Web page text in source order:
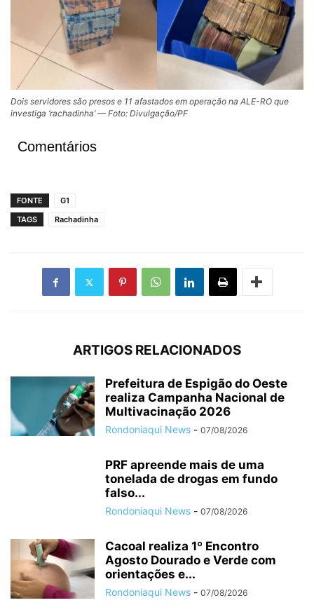
Dois servidores são presos e 11 afastados em operação na ALE-RO que
investiga ‘rachadinha’ — Foto: Divulgação/PF
Comentários
FONTE
G1
TAGS
Rachadinha
ARTIGOS RELACIONADOS
Prefeitura de Espigão do Oeste
realiza Campanha Nacional de
Multivacinação 2026
Rondoniaqui News - 07/08/2026
PRF apreende mais de uma
tonelada de drogas em fundo
falso...
Rondoniaqui News - 07/08/2026
Cacoal realiza 1º Encontro
Agosto Dourado e Verde com
orientações e...
Rondoniaqui News - 07/08/2026